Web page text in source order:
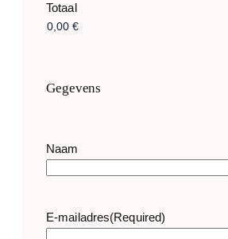
Totaal
Gegevens
Naam
E-mailadres(Required)